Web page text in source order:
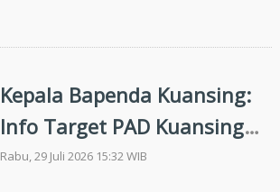
Kepala Bapenda Kuansing:
Info Target PAD Kuansing
2026 Rp155 M Keliru, Tak
Rabu, 29 Juli 2026 15:32 WIB